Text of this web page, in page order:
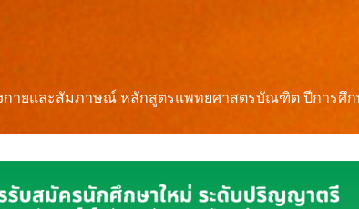
กายและสัมภาษณ์ หลักสูตรแพทยศาสตรบัณฑิต ปีการศึ